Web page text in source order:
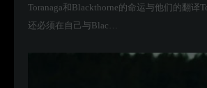
Toranaga和Blackthorne的命运与他们的翻
还必须在自己与Blac…